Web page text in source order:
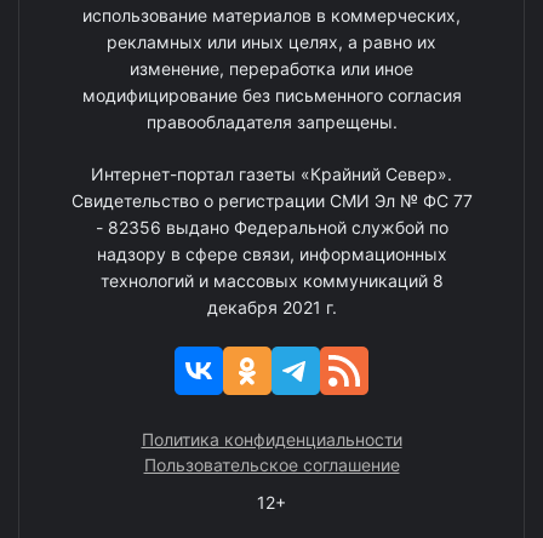
использование материалов в коммерческих,
рекламных или иных целях, а равно их
изменение, переработка или иное
модифицирование без письменного согласия
правообладателя запрещены.
Интернет-портал газеты «Крайний Север».
Свидетельство о регистрации СМИ Эл № ФС 77
- 82356 выдано Федеральной службой по
надзору в сфере связи, информационных
технологий и массовых коммуникаций 8
декабря 2021 г.
Политика конфиденциальности
Пользовательское соглашение
12+